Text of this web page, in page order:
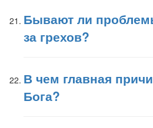
Бывают ли
за грехов?
В чем главная
Бога?